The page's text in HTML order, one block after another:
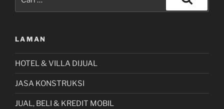
–
NTB”
Cari
LAMAN
HOTEL & VILLA DIJUAL
JASA KONSTRUKSI
JUAL, BELI & KREDIT MOBIL